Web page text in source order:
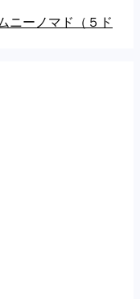
ニーノマド（５ド